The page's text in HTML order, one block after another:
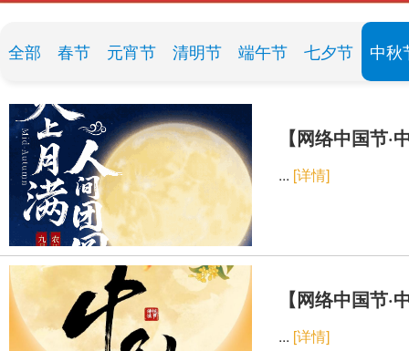
全部 春节 元宵节 清明节 端午节 七夕节 中秋
【网络中国节
... [详情]
【网络中国节
... [详情]